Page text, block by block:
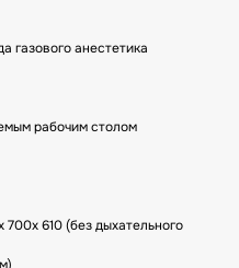
газового анестетика
рабочим столом
610 (без дыхательного